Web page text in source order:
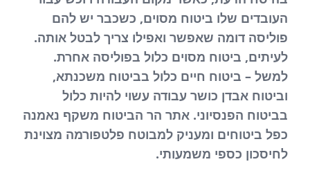
העובדים שלו ביטוח מסוים, כשכבר יש להם
פוליסה דומה שאפשר ואפילו צריך לבטל אותה.
לעיתים, ביטוח מסוים כלול בפוליסה אחרת.
למשל – ביטוח חיים כלול בביטוח משכנתא,
וביטוח אבדן כושר עבודה עשוי להיות כלול
בביטוח הפנסיוני. אתר הר הביטוח משקף נאמנה
כפל ביטוחים ומעניק למבוטח פלטפורמה מצוינת
לחיסכון כספי משמעותי.